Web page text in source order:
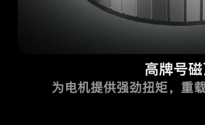
高牌号
为电机提供强劲扭矩，重